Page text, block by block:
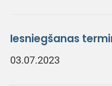
Iesniegšanas
03.07.2023